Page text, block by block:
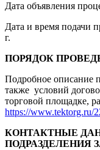
Дата объявления
Дата и время подачи
г.
ПОРЯДОК
Подробное описание
также условий
торговой площадке,
https://www.tektorg.ru/
КОНТАКТНЫЕ
ПОДРАЗДЕЛЕНИЯ